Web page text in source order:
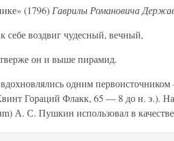
(1796) Гаврилы Романовича
себе воздвиг чудесный, вечный,
он и выше пирамид.
одним
Гораций Флакк, 65 — 8 до н. э.).
А. С. Пушкин использовал в